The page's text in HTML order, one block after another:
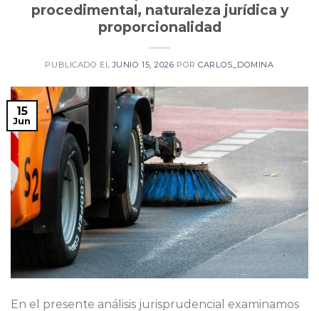
procedimental, naturaleza jurídica y
proporcionalidad
PUBLICADO ELJUNIO 15, 2026 PORCARLOS_DOMINA
15
Jun
En el presente análisis jurisprudencial examinamos